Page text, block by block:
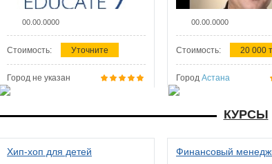
00.00.0000
Стоимость: Уточните
Город не указан
00.00.0000
Стоимость: 20 000
Город Астана
КУРСЫ
Хип-хоп для детей Финансовый